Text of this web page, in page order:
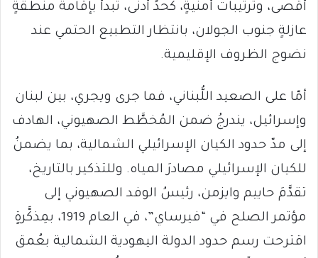
أقصى، وترتيبات أمنيةٍ، كحدٍّ أدنى، تبدأُ بإقامة منطقةٍ
عازلةٍ جنوب الجولان، بانتظار التطبيع الحتمي عند
نضوج الظروف الإقليمية.
أمّا على الصعيد اللُّبناني، فما جرى ويجري، بين لبنان
وإسرائيل، يندرجُ ضمن المُخطَّط الصهيوني، الهادف
إلى مدّ حدود الكيان الإسرائيلي الشمالية، بما يضمنُ
للكيان الإسرائيلي مصادرَ المياه. وللتذكير بالتاريخ،
تقدَّمَ حاييم وايزمن، رئيسُ الوفد الصهيوني إلى
مؤتمر الصلح في “فيرساي”، في العام 1919، بمِذكَّرةٍ
اقترحت رسم حدود الدولة اليهودية الشمالية بعُمق